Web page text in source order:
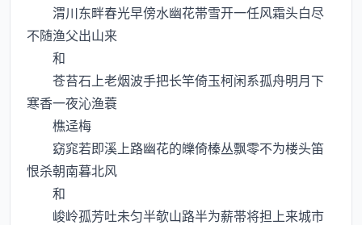
渭川东畔春光早傍水幽花帯雪开一任风霜头白尽
不随渔父出山来
和
苍苔石上老烟波手把长竿倚玉柯闲系孤舟明月下
寒香一夜沁渔蓑
樵迳梅
窈窕若即溪上路幽花的皪倚榛丛飘零不为楼头笛
恨杀朝南暮北风
和
峻岭孤芳吐未匀半欹山路半为薪帯将担上来城市